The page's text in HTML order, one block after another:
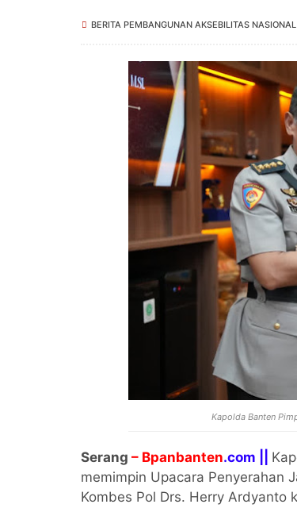
BERITA PEMBANGUNAN AKSEBILITAS
Kapolda Banten
Serang – Bpanbanten.com ||
memimpin Upacara Penyerahan
Kombes Pol Drs. Herry Ardyanto